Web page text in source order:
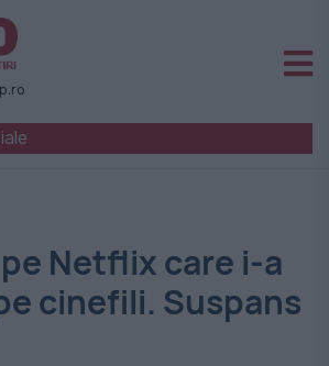
Netflix care i-a
cinefili. Suspans